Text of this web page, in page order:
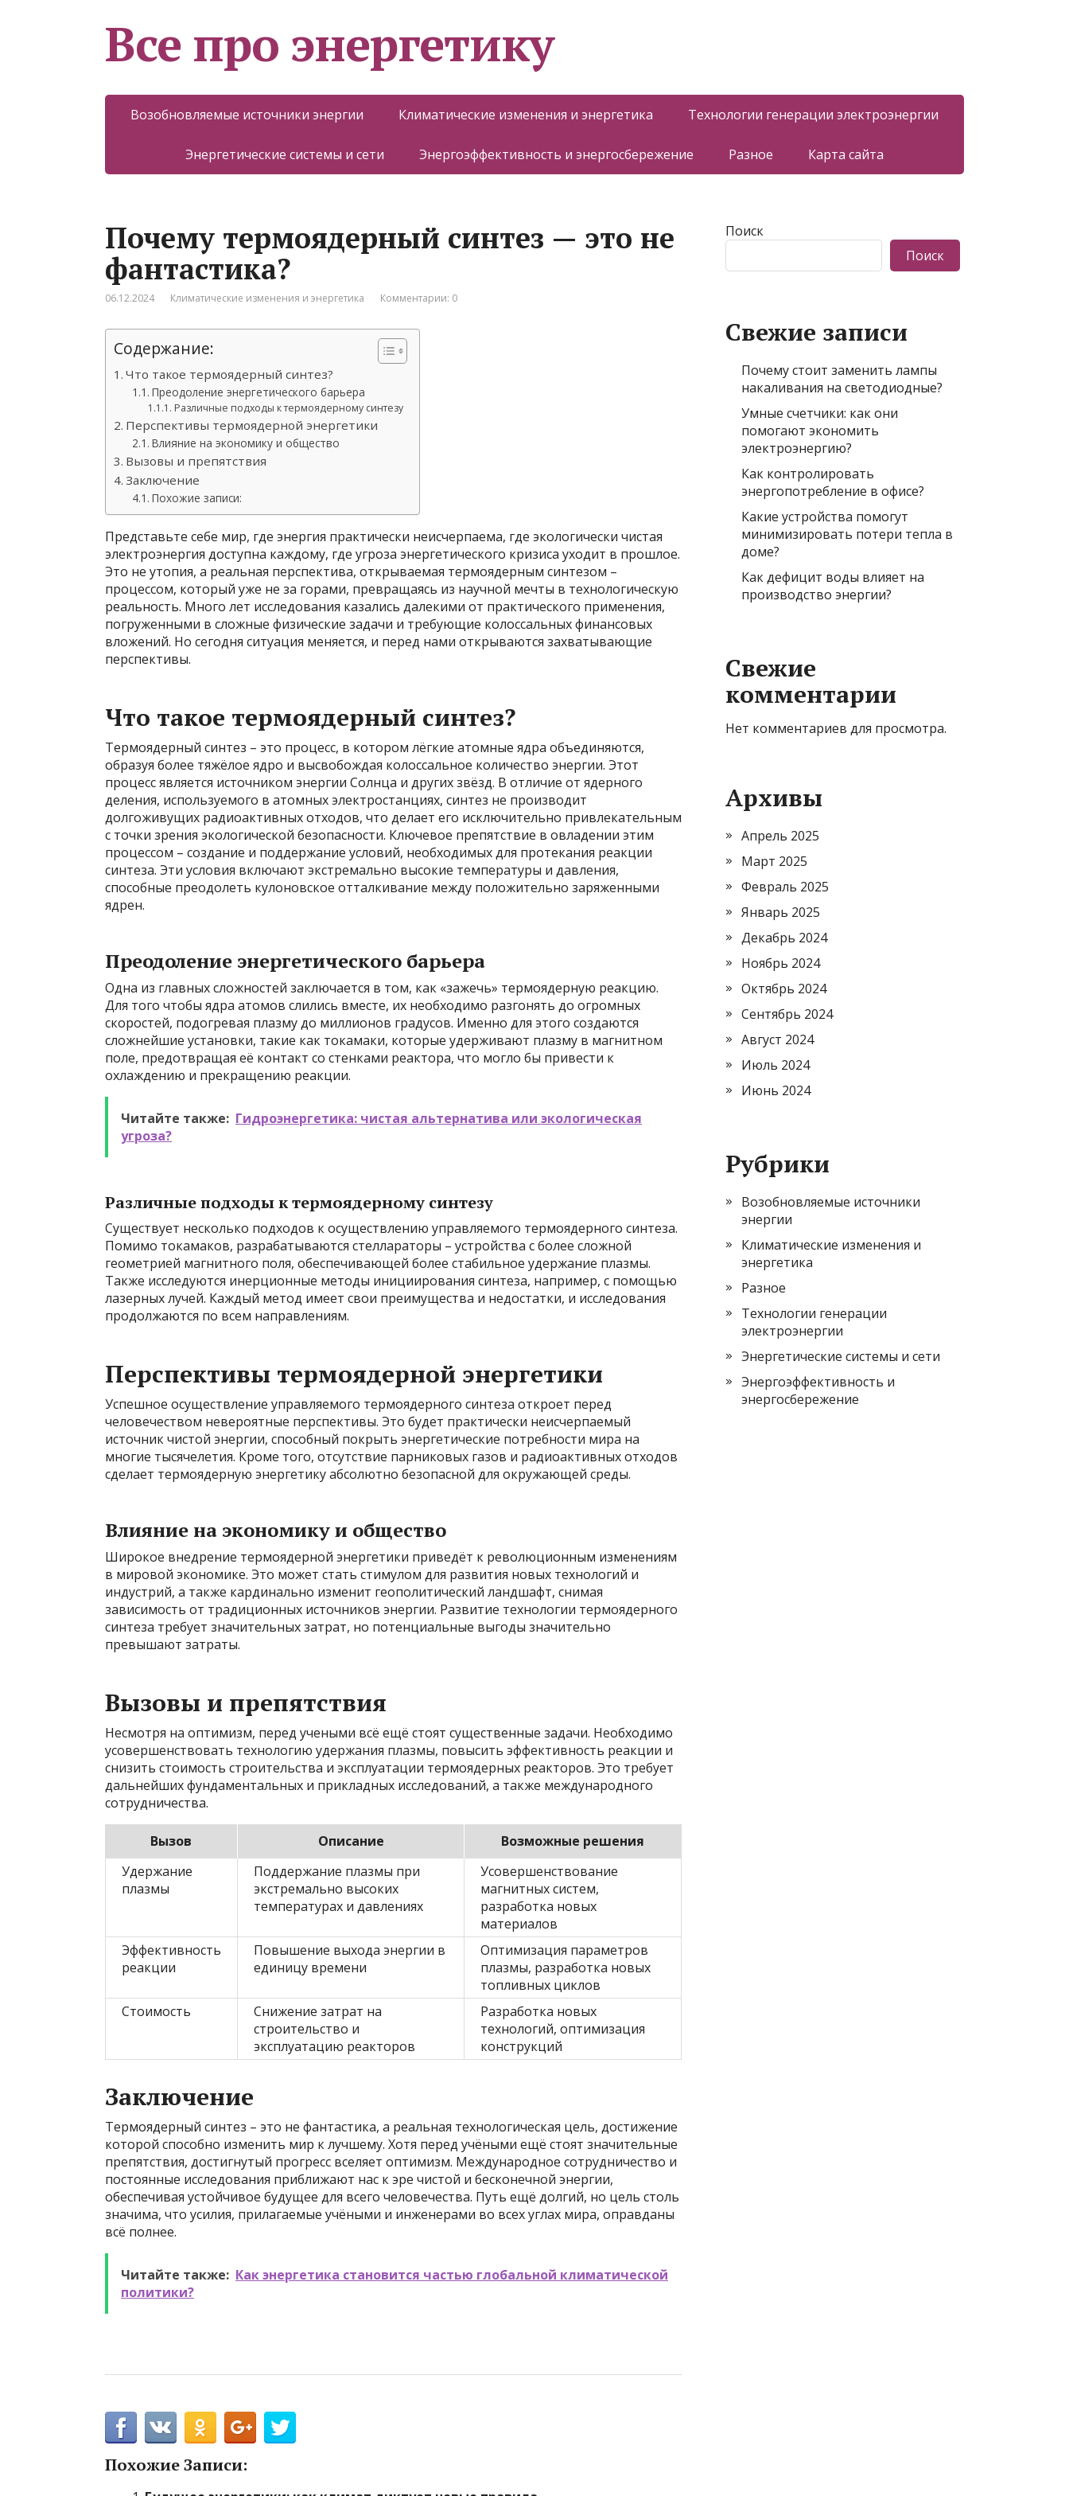
Все про энергетику
Возобновляемые источники энергии Климатические изменения и энергетика Технологии генерации электроэнергии
Энергетические системы и сети Энергоэффективность и энергосбережение Разное Карта сайта
Почему термоядерный синтез — это не
фантастика?
06.12.2024 Климатические изменения и энергетика Комментарии: 0
Содержание:
Что такое термоядерный синтез?
Преодоление энергетического барьера
Различные подходы к термоядерному синтезу
Перспективы термоядерной энергетики
Влияние на экономику и общество
Вызовы и препятствия
Заключение
Похожие записи:
Представьте себе мир, где энергия практически неисчерпаема, где экологически чистая
электроэнергия доступна каждому, где угроза энергетического кризиса уходит в прошлое.
Это не утопия, а реальная перспектива, открываемая термоядерным синтезом –
процессом, который уже не за горами, превращаясь из научной мечты в технологическую
реальность. Много лет исследования казались далекими от практического применения,
погруженными в сложные физические задачи и требующие колоссальных финансовых
вложений. Но сегодня ситуация меняется, и перед нами открываются захватывающие
перспективы.
Что такое термоядерный синтез?
Термоядерный синтез – это процесс, в котором лёгкие атомные ядра объединяются,
образуя более тяжёлое ядро и высвобождая колоссальное количество энергии. Этот
процесс является источником энергии Солнца и других звёзд. В отличие от ядерного
деления, используемого в атомных электростанциях, синтез не производит
долгоживущих радиоактивных отходов, что делает его исключительно привлекательным
с точки зрения экологической безопасности. Ключевое препятствие в овладении этим
процессом – создание и поддержание условий, необходимых для протекания реакции
синтеза. Эти условия включают экстремально высокие температуры и давления,
способные преодолеть кулоновское отталкивание между положительно заряженными
ядрен.
Преодоление энергетического барьера
Одна из главных сложностей заключается в том, как «зажечь» термоядерную реакцию.
Для того чтобы ядра атомов слились вместе, их необходимо разгонять до огромных
скоростей, подогревая плазму до миллионов градусов. Именно для этого создаются
сложнейшие установки, такие как токамаки, которые удерживают плазму в магнитном
поле, предотвращая её контакт со стенками реактора, что могло бы привести к
охлаждению и прекращению реакции.
Читайте также: Гидроэнергетика: чистая альтернатива или экологическая
угроза?
Различные подходы к термоядерному синтезу
Существует несколько подходов к осуществлению управляемого термоядерного синтеза.
Помимо токамаков, разрабатываются стеллараторы – устройства с более сложной
геометрией магнитного поля, обеспечивающей более стабильное удержание плазмы.
Также исследуются инерционные методы инициирования синтеза, например, с помощью
лазерных лучей. Каждый метод имеет свои преимущества и недостатки, и исследования
продолжаются по всем направлениям.
Перспективы термоядерной энергетики
Успешное осуществление управляемого термоядерного синтеза откроет перед
человечеством невероятные перспективы. Это будет практически неисчерпаемый
источник чистой энергии, способный покрыть энергетические потребности мира на
многие тысячелетия. Кроме того, отсутствие парниковых газов и радиоактивных отходов
сделает термоядерную энергетику абсолютно безопасной для окружающей среды.
Влияние на экономику и общество
Широкое внедрение термоядерной энергетики приведёт к революционным изменениям
в мировой экономике. Это может стать стимулом для развития новых технологий и
индустрий, а также кардинально изменит геополитический ландшафт, снимая
зависимость от традиционных источников энергии. Развитие технологии термоядерного
синтеза требует значительных затрат, но потенциальные выгоды значительно
превышают затраты.
Вызовы и препятствия
Несмотря на оптимизм, перед учеными всё ещё стоят существенные задачи. Необходимо
усовершенствовать технологию удержания плазмы, повысить эффективность реакции и
снизить стоимость строительства и эксплуатации термоядерных реакторов. Это требует
дальнейших фундаментальных и прикладных исследований, а также международного
сотрудничества.
Вызов Описание
Возможные решения
Удержание
плазмы
Поддержание плазмы при
экстремально высоких
температурах и давлениях
Усовершенствование
магнитных систем,
разработка новых
материалов
Эффективность
реакции
Повышение выхода энергии в
единицу времени
Оптимизация параметров
плазмы, разработка новых
топливных циклов
Стоимость
Снижение затрат на
строительство и
эксплуатацию реакторов
Разработка новых
технологий, оптимизация
конструкций
Заключение
Термоядерный синтез – это не фантастика, а реальная технологическая цель, достижение
которой способно изменить мир к лучшему. Хотя перед учёными ещё стоят значительные
препятствия, достигнутый прогресс вселяет оптимизм. Международное сотрудничество и
постоянные исследования приближают нас к эре чистой и бесконечной энергии,
обеспечивая устойчивое будущее для всего человечества. Путь ещё долгий, но цель столь
значима, что усилия, прилагаемые учёными и инженерами во всех углах мира, оправданы
всё полнее.
Читайте также: Как энергетика становится частью глобальной климатической
политики?
Похожие Записи:
Поиск
Поиск
Свежие записи
Почему стоит заменить лампы
накаливания на светодиодные?
Умные счетчики: как они
помогают экономить
электроэнергию?
Как контролировать
энергопотребление в офисе?
Какие устройства помогут
минимизировать потери тепла в
доме?
Как дефицит воды влияет на
производство энергии?
Свежие
комментарии
Нет комментариев для просмотра.
Архивы
Апрель 2025
Март 2025
Февраль 2025
Январь 2025
Декабрь 2024
Ноябрь 2024
Октябрь 2024
Сентябрь 2024
Август 2024
Июль 2024
Июнь 2024
Рубрики
Возобновляемые источники
энергии
Климатические изменения и
энергетика
Разное
Технологии генерации
электроэнергии
Энергетические системы и сети
Энергоэффективность и
энергосбережение